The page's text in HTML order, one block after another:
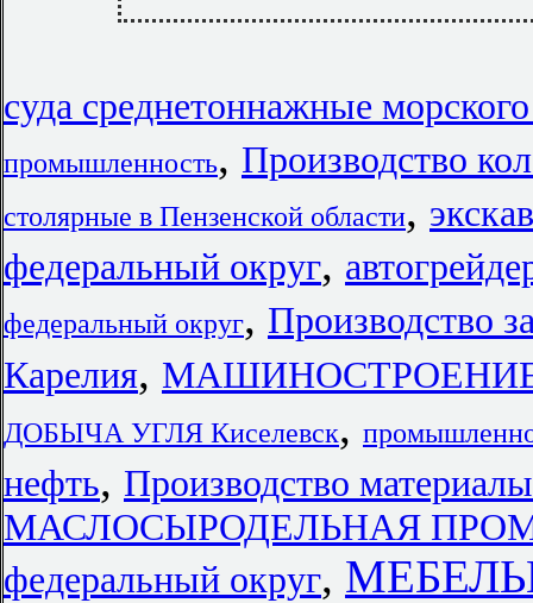
суда среднетоннажные
промышленность, Производство
столярные в Пензенской области,
федеральный округ,
федеральный округ, Производство
Карелия, МАШИНОСТРОЕНИЕ
ДОБЫЧА УГЛЯ Киселевск,
нефть, Производство
МАСЛОСЫРОДЕЛЬНАЯ
федеральный округ,